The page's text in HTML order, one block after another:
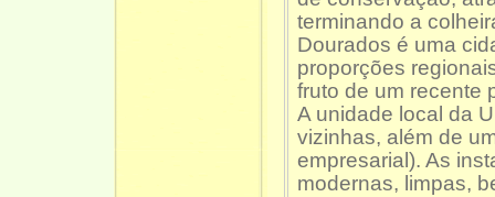
terminando a
Dourados é uma
proporções
fruto de um recente
A unidade local da
vizinhas, além de
empresarial). As
modernas, limpas,